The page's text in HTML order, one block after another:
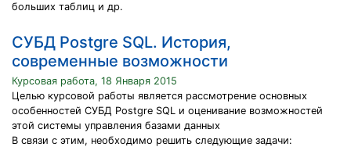
больших таблиц и др.
СУБД Postgre SQL. История,
современные возможности
Курсовая работа, 18 Января 2015
Целью курсовой работы является рассмотрение основных
особенностей СУБД Postgre SQL и оценивание возможностей
этой системы управления базами данных
В связи с этим, необходимо решить следующие задачи: